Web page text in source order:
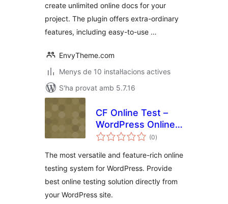
create unlimited online docs for your
project. The plugin offers extra-ordinary
features, including easy-to-use …
EnvyTheme.com
Menys de 10 instal·lacions actives
S'ha provat amb 5.7.16
CF Online Test –
WordPress Online
Test Plugin (0puntuacions
totals
)
The most versatile and feature-rich online
testing system for WordPress. Provide
best online testing solution directly from
your WordPress site.